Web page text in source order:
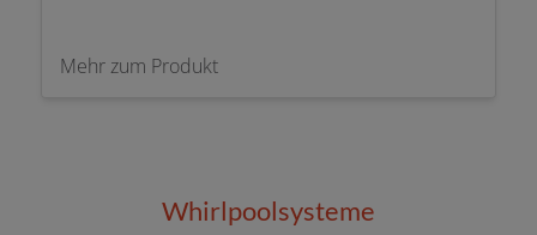
Mehr zum Produkt
Whirlpoolsysteme